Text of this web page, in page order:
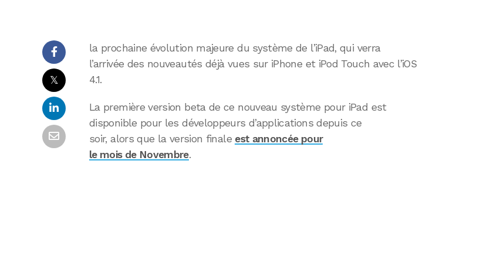
𝕏
la prochaine évolution majeure du système de l’iPad, qui verra
l’arrivée des nouveautés déjà vues sur iPhone et iPod Touch avec l’iOS
4.1.
La première version beta de ce nouveau système pour iPad est
disponible pour les développeurs d’applications depuis ce
soir, alors que la version finale est annoncée pour
le mois de Novembre.